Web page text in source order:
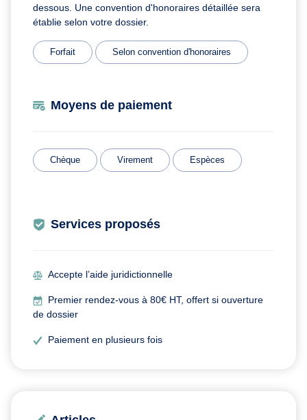
dessous. Une convention d'honoraires détaillée sera
établie selon votre dossier.
Forfait Selon convention d'honoraires
Moyens de paiement
Chèque Virement Espèces
Services proposés
Accepte l’aide juridictionnelle
Premier rendez-vous à 80€ HT, offert si ouverture
de dossier
Paiement en plusieurs fois